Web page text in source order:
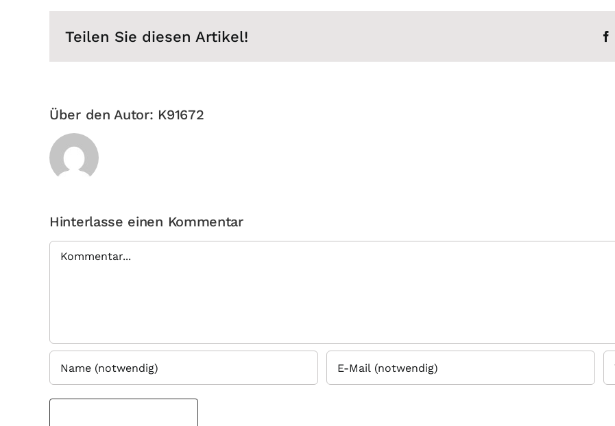
Teilen Sie diesen Artikel!
Über den Autor: K91672
Hinterlasse einen Kommentar
Kommentar